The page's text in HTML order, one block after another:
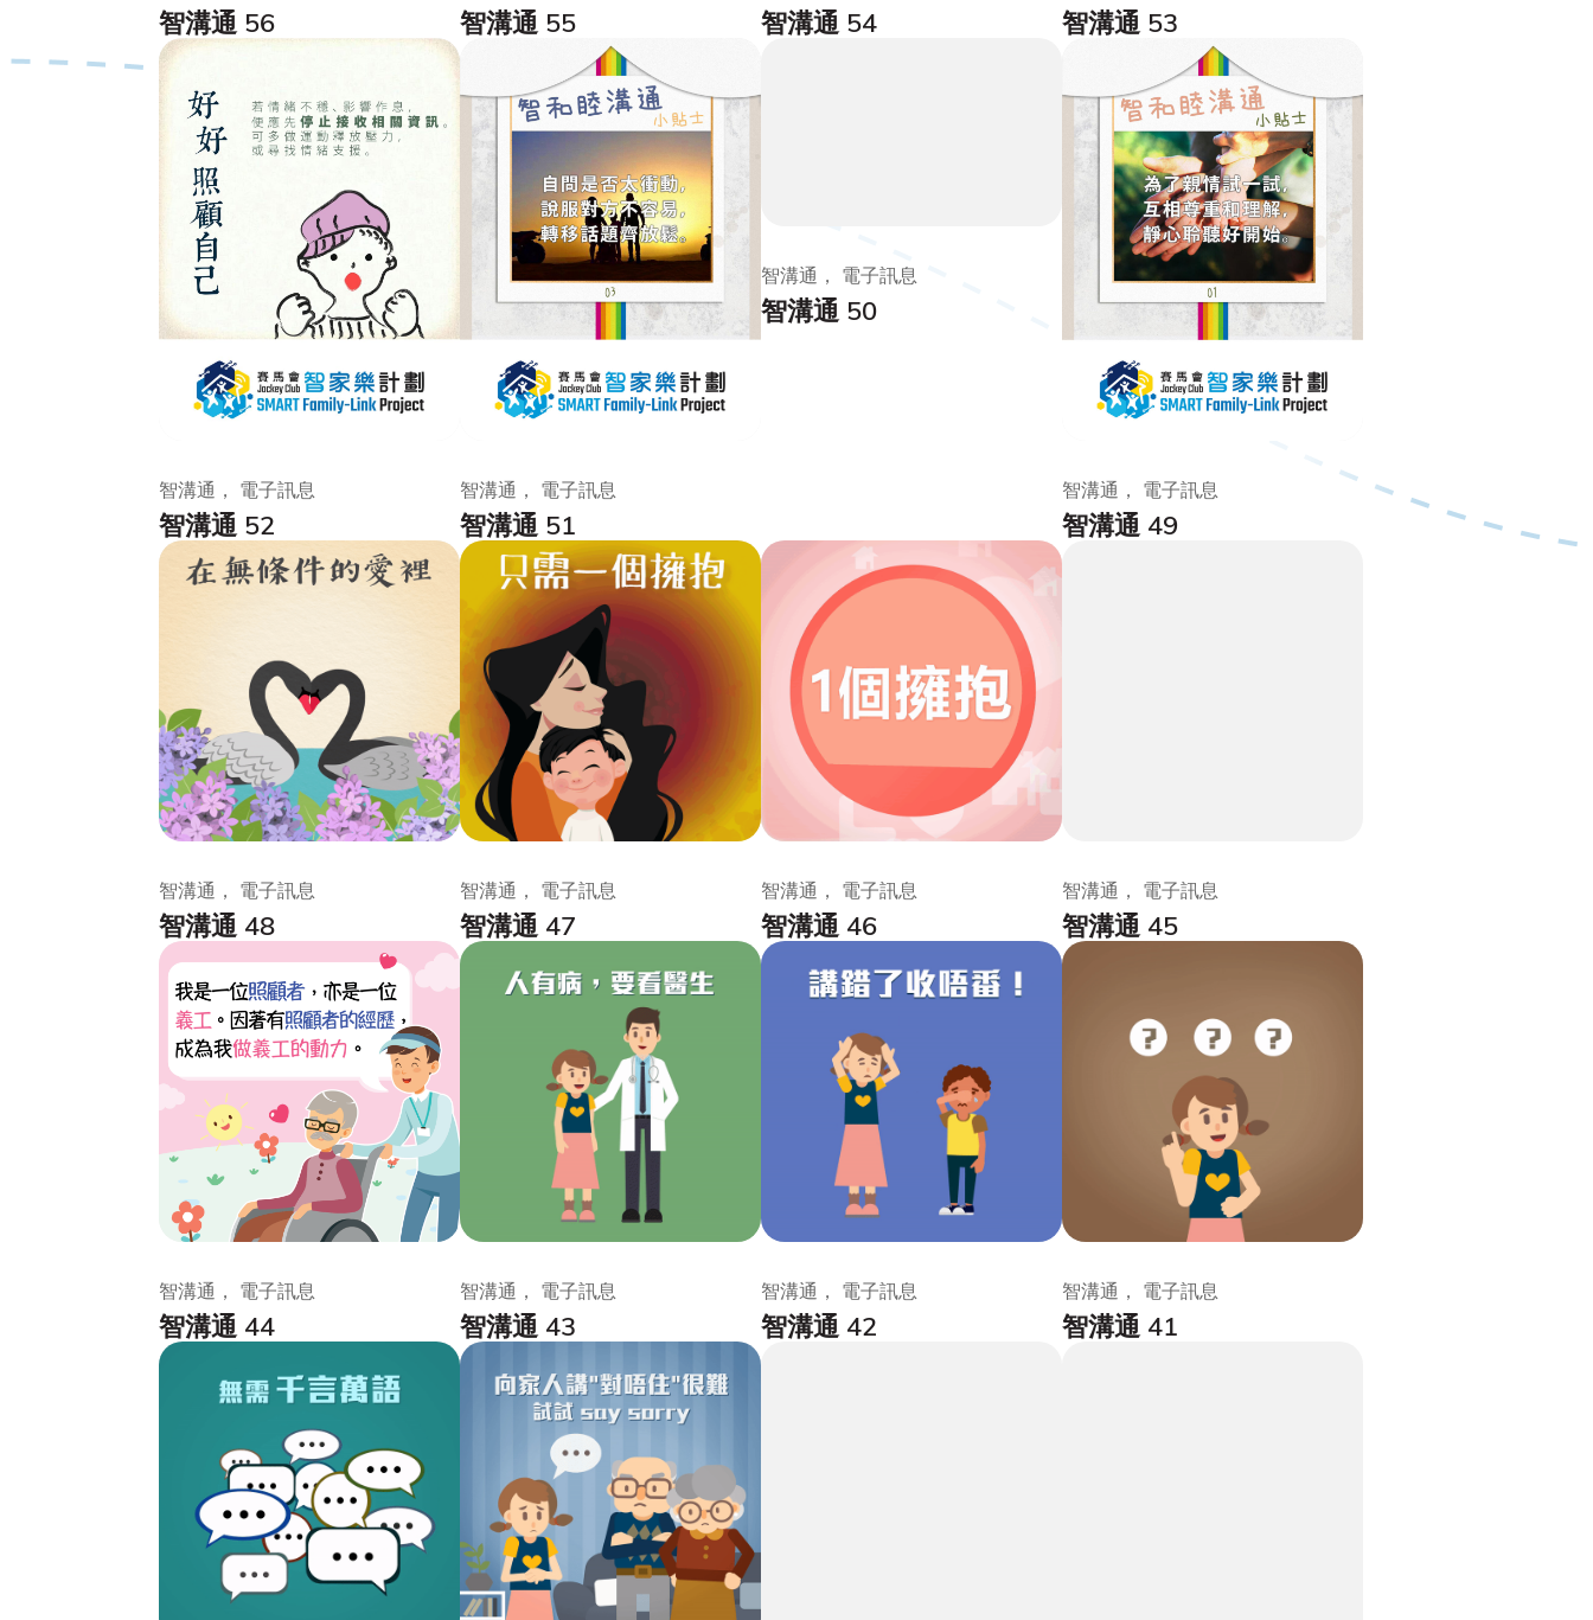
智溝通 56 智溝通 55 智溝通 54 智溝通 53
智溝通 52
智溝通， 電子訊息
智溝通 51
智溝通， 電子訊息
智溝通 50
智溝通， 電子訊息
智溝通 49
智溝通， 電子訊息
智溝通 48
智溝通， 電子訊息
智溝通 47
智溝通， 電子訊息
智溝通 46
智溝通， 電子訊息
智溝通 45
智溝通， 電子訊息
智溝通 44
智溝通， 電子訊息
智溝通 43
智溝通， 電子訊息
智溝通 42
智溝通， 電子訊息
智溝通 41
智溝通， 電子訊息